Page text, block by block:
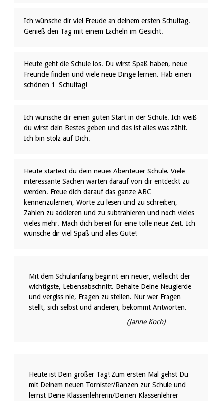
Ich wünsche dir viel Freude an deinem ersten Schultag.
Genieß den Tag mit einem Lächeln im Gesicht.
Heute geht die Schule los. Du wirst Spaß haben, neue
Freunde finden und viele neue Dinge lernen. Hab einen
schönen 1. Schultag!
Ich wünsche dir einen guten Start in der Schule. Ich weiß
du wirst dein Bestes geben und das ist alles was zählt.
Ich bin stolz auf Dich.
Heute startest du dein neues Abenteuer Schule. Viele
interessante Sachen warten darauf von dir entdeckt zu
werden. Freue dich darauf das ganze ABC
kennenzulernen, Worte zu lesen und zu schreiben,
Zahlen zu addieren und zu subtrahieren und noch vieles
vieles mehr. Mach dich bereit für eine tolle neue Zeit. Ich
wünsche dir viel Spaß und alles Gute!
Mit dem Schulanfang beginnt ein neuer, vielleicht der
wichtigste, Lebensabschnitt. Behalte Deine Neugierde
und vergiss nie, Fragen zu stellen. Nur wer Fragen
stellt, sich selbst und anderen, bekommt Antworten.
(Janne Koch)
Heute ist Dein großer Tag! Zum ersten Mal gehst Du
mit Deinem neuen Tornister/Ranzen zur Schule und
lernst Deine Klassenlehrerin/Deinen Klassenlehrer